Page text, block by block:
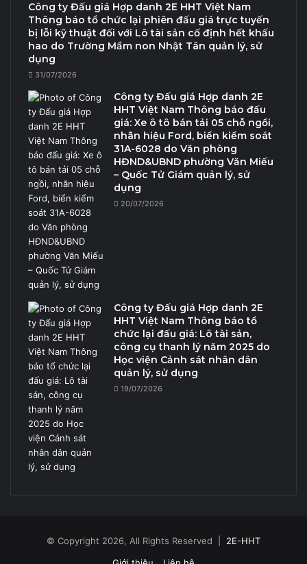
Công ty Đấu giá Hợp danh 2E HHT Việt Nam
Thông báo tổ chức lại phiên đấu giá trực tuyến
bị lỗi kỹ thuật đối với Lô tài sản cố định hết khấu
hao do Trường Mầm non Nhật Tân quản lý, sử
dụng
31/07/2026
Công ty Đấu giá Hợp danh 2E
HHT Việt Nam Thông báo đấu
giá: Xe ô tô bán tải 05 chỗ ngồi,
nhãn hiệu Ford, biển kiểm soát
31A-6028 do Văn phòng
HĐND&UBND phường Văn Miếu
– Quốc Tử Giám quản lý, sử
dụng
20/07/2026
Công ty Đấu giá Hợp danh 2E
HHT Việt Nam Thông báo tổ
chức lại đấu giá: Lô tài sản,
công cụ thanh lý năm 2025 do
Học viện Cảnh sát nhân dân
quản lý, sử dụng
19/07/2026
© Copyright 2026, All Rights Reserved | 2E-HHT